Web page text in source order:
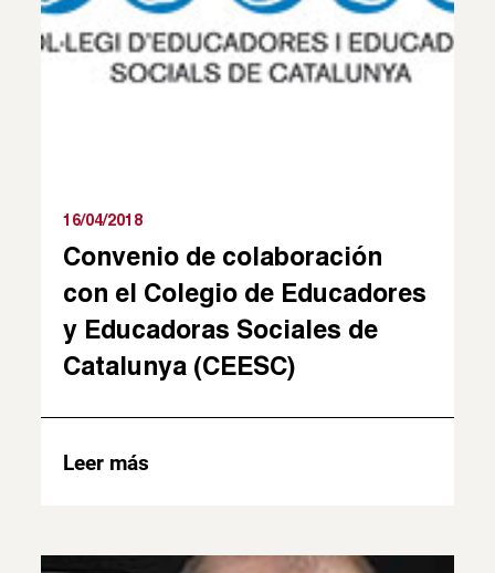
16/04/2018
Convenio de colaboración
con el Colegio de Educadores
y Educadoras Sociales de
Catalunya (CEESC)
Leer más